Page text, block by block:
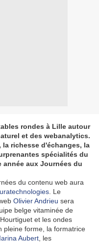
rondes à Lille autour
et des webanalytics.
richesse d'échanges, la
spécialités du
année aux Journées du
du contenu web aura
. Le
Olivier Andrieu sera
belge vitaminée de
Hourtiguet et les ondes
pleine forme, la formatrice
Aubert , les